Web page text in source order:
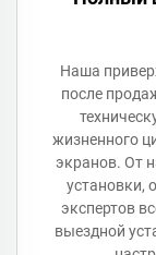
Наша
после
жизненного
экранов. От
установки,
экспертов
выездной